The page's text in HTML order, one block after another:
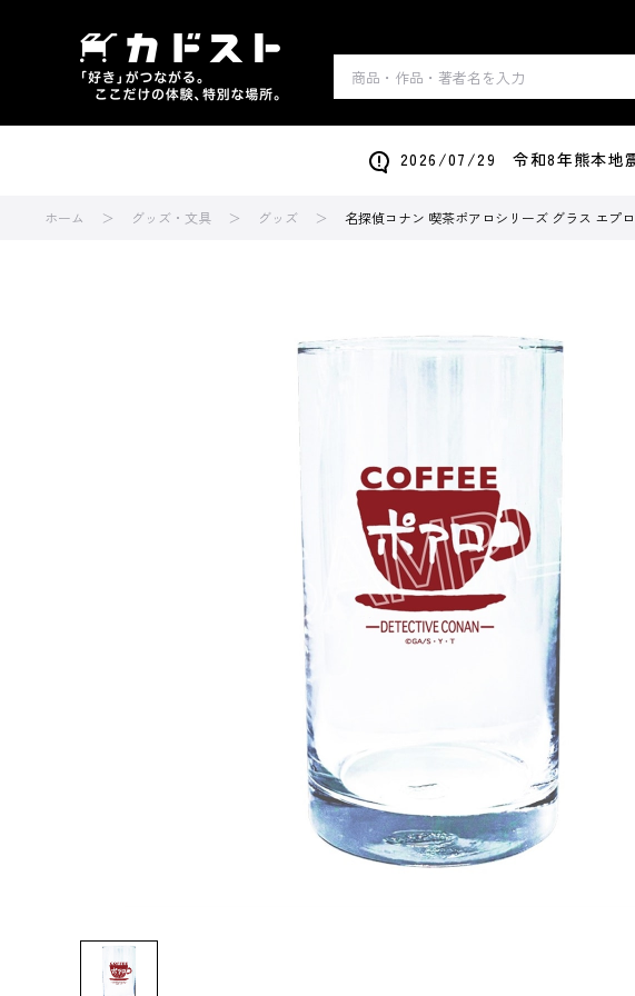
2026/07/29 令和8年熊本地
ホーム グッズ・文具 グッズ 名探偵コナン 喫茶ポアロシリーズ グラス エプ